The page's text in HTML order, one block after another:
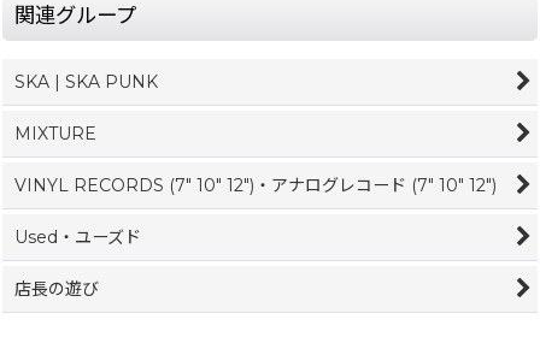
関連グループ
SKA | SKA PUNK
MIXTURE
VINYL RECORDS (7" 10" 12")・アナログレコード (7" 10" 12")
Used・ユーズド
店長の遊び